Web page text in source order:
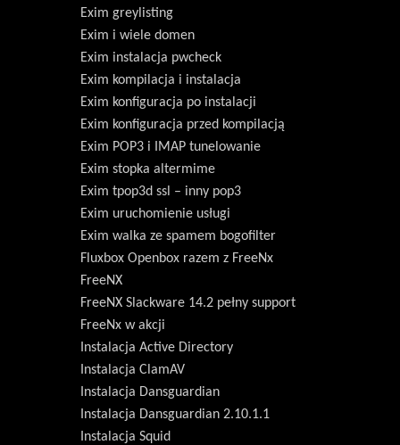
Exim greylisting
Exim i wiele domen
Exim instalacja pwcheck
Exim kompilacja i instalacja
Exim konfiguracja po instalacji
Exim konfiguracja przed kompilacją
Exim POP3 i IMAP tunelowanie
Exim stopka altermime
Exim tpop3d ssl – inny pop3
Exim uruchomienie usługi
Exim walka ze spamem bogofilter
Fluxbox Openbox razem z FreeNx
FreeNX
FreeNX Slackware 14.2 pełny support
FreeNx w akcji
Instalacja Active Directory
Instalacja ClamAV
Instalacja Dansguardian
Instalacja Dansguardian 2.10.1.1
Instalacja Squid